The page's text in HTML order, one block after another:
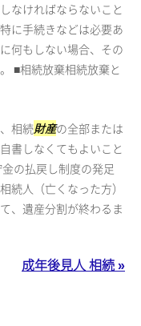
なければならないこと
に手続きなどは必要あ
何もしない場合、その
■相続放棄相続放棄と
相続財産の全部または
書しなくてもよいこと
の払戻し制度の発足
続人（亡くなった方）
、遺産分割が終わるま
成年後見人 相続 »